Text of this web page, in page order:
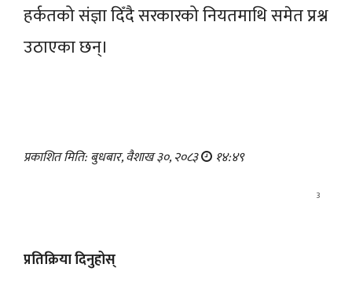
हर्कतको संज्ञा दिँदै सरकारको नियतमाथि समेत प्रश्न
उठाएका छन्।
प्रकाशित मिति: बुधबार, वैशाख ३०, २०८३ १४:४९
3
प्रतिक्रिया दिनुहोस्